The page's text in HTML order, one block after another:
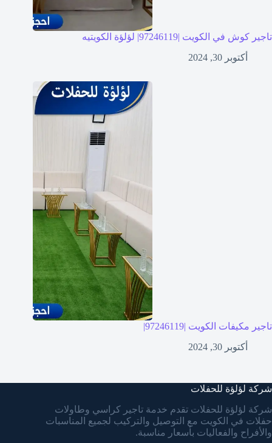
تاجير كوش في الكويت |97246119| لؤلؤة الكويتيه
أكتوبر 30, 2024
تاجير مكيفات الكويت |97246119|
أكتوبر 30, 2024
شركة لؤلؤة للحفلات
شركة لؤلؤة للحفلات تقدم خدمة تاجير كراسي وطاولات
حفلات في الكويت مع التوصيل والتركيب لجميع المناسبات
والأفراح والفعاليات بأسعار مناسبة.